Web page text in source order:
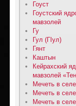
Гоуст
Гоустский
мавзолей
Гу
Гул (ГIул)
Гянт
Каштын
Кейрахский
мавзолей
Мечеть в
Мечеть в
Мечеть в